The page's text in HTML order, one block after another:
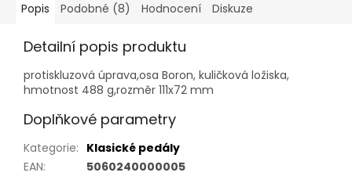
Popis Podobné (8) Hodnocení Diskuze
Detailní popis produktu
protiskluzová úprava,osa Boron, kuličková ložiska,
hmotnost 488 g,rozměr 111x72 mm
Doplňkové parametry
Kategorie: Klasické pedály
EAN: 5060240000005